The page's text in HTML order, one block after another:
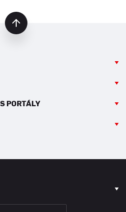
PORTÁLY